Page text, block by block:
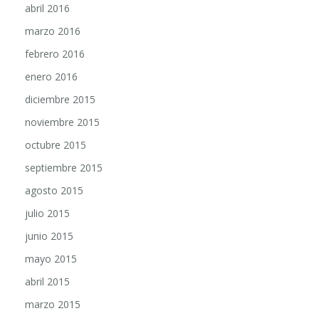
abril 2016
marzo 2016
febrero 2016
enero 2016
diciembre 2015
noviembre 2015
octubre 2015
septiembre 2015
agosto 2015
julio 2015
junio 2015
mayo 2015
abril 2015
marzo 2015